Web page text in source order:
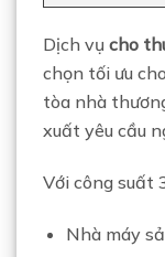
Dịch vụ cho
chọn tối ưu
tòa nhà
xuất yêu cầu
Với công suất
Nhà máy